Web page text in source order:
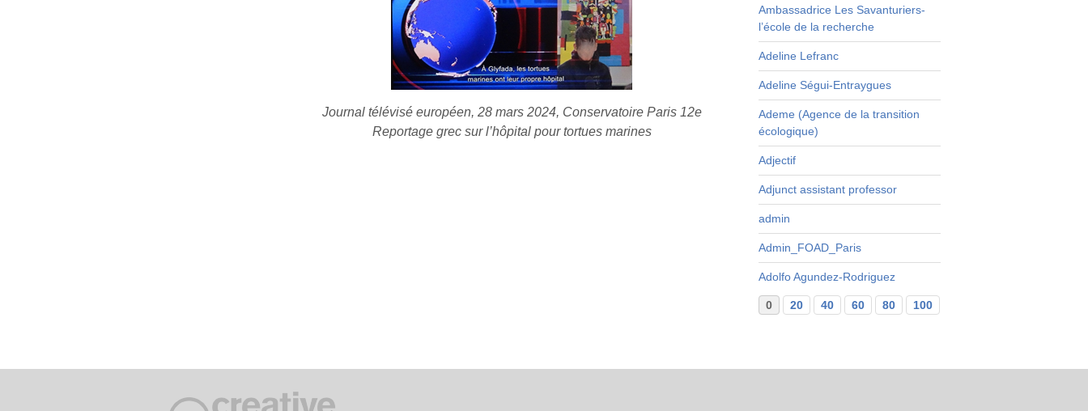
Journal télévisé européen, 28 mars 2024, Conservatoire Paris 12e
Reportage grec sur l’hôpital pour tortues marines
Ambassadrice Les Savanturiers-
l’école de la recherche
Adeline Lefranc
Adeline Ségui-Entraygues
Ademe (Agence de la transition
écologique)
Adjectif
Adjunct assistant professor
admin
Admin_FOAD_Paris
Adolfo Agundez-Rodriguez
0 20 40 60 80 100